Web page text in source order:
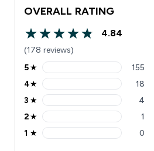
OVERALL RATING
4.84 out of 5 stars
4.84
(178 reviews)
5 stars rating 155 reviews
5★ 155
4 stars rating 18 reviews
4★ 18
3 stars rating 4 reviews
3 ★ 4
2 stars rating 1 reviews
2★ 1
1 stars rating 0 reviews
1 ★ 0